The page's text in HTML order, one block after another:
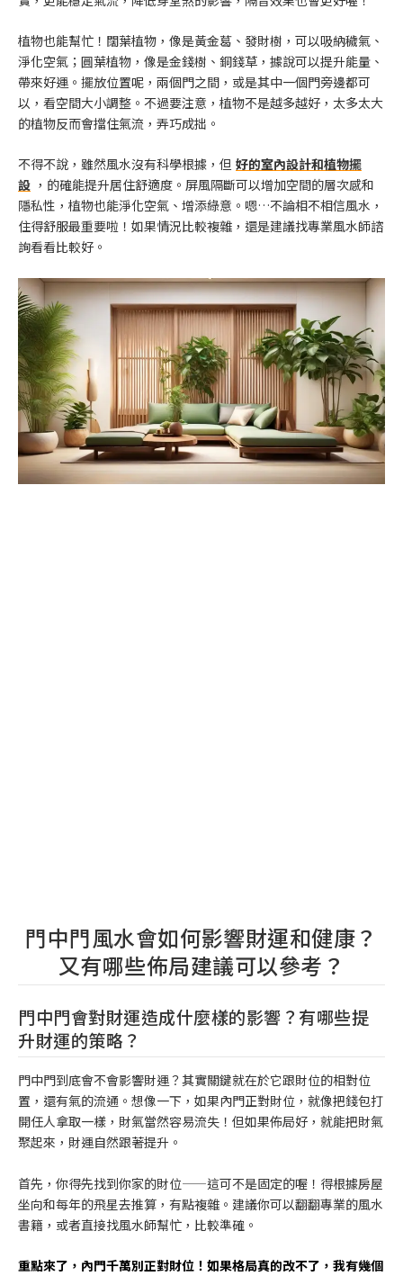
植物也能幫忙！闊葉植物，像是黃金葛、發財樹，可以吸納穢氣、
淨化空氣；圓葉植物，像是金錢樹、銅錢草，據說可以提升能量、
帶來好運。擺放位置呢，兩個門之間，或是其中一個門旁邊都可
以，看空間大小調整。不過要注意，植物不是越多越好，太多太大
的植物反而會擋住氣流，弄巧成拙。
不得不說，雖然風水沒有科學根據，但 好的室內設計和植物擺
設 ，的確能提升居住舒適度。屏風隔斷可以增加空間的層次感和
隱私性，植物也能淨化空氣、增添綠意。嗯…不論相不相信風水，
住得舒服最重要啦！如果情況比較複雜，還是建議找專業風水師諮
詢看看比較好。
門中門風水會如何影響財運和健康？
又有哪些佈局建議可以參考？
門中門會對財運造成什麼樣的影響？有哪些提
升財運的策略？
門中門到底會不會影響財運？其實關鍵就在於它跟財位的相對位
置，還有氣的流通。想像一下，如果內門正對財位，就像把錢包打
開任人拿取一樣，財氣當然容易流失！但如果佈局好，就能把財氣
聚起來，財運自然跟著提升。
首先，你得先找到你家的財位——這可不是固定的喔！得根據房屋
坐向和每年的飛星去推算，有點複雜。建議你可以翻翻專業的風水
書籍，或者直接找風水師幫忙，比較準確。
重點來了，內門千萬別正對財位！如果格局真的改不了，我有幾個